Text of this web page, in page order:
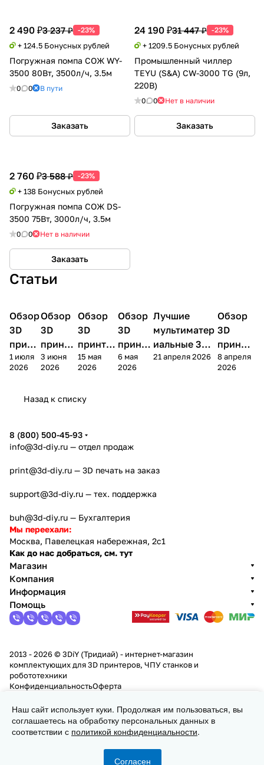
2 490 ₽3 237 ₽ -23%
+ 124.5 Бонусных рублей
Погружная помпа СОЖ WY-
3500 80Вт, 3500л/ч, 3.5м
0 0 В пути
Заказать
24 190 ₽31 447 ₽ -23%
+ 1209.5 Бонусных рублей
Промышленный чиллер
TEYU (S&A) CW-3000 TG (9л,
220В)
0 0 Нет в наличии
Заказать
2 760 ₽3 588 ₽ -23%
+ 138 Бонусных рублей
Погружная помпа СОЖ DS-
3500 75Вт, 3000л/ч, 3.5м
0 0 Нет в наличии
Заказать
Статьи
3D
принтеры
Обзор
3D
принт
ера
Bamb
1 июля
2026
3D
принтеры
Обзор
3D
принте
ра
Anycubi
4
3 июня
2026
3D
принтеры
Обзор
3D
принтер
а
FlashFo
Creator
15 мая
2026
3D
принтеры
Обзор
3D
принте
ра
Bambu
6 мая
2026
3D принтеры
Лучшие
мультиматер
иальные 3D
принтеры на
21 апреля 2026
3D
Обзор
3D
принте
ра
FlashF
8 апреля
2026
Назад к списку
Заказать
Корзина Избранные
8 (800) 500-45-93
info@3d-diy.ru — отдел продаж
print@3d-diy.ru — 3D печать на заказ
support@3d-diy.ru — тех. поддержка
buh@3d-diy.ru — Бухгалтерия
Мы переехали:
Москва, Павелецкая набережная, 2с1
Как до нас добраться, см. тут
Магазин
Компания
Информация
Помощь
2013 - 2026 © 3DiY (Тридиай) - интернет-магазин
комплектующих для 3D принтеров, ЧПУ станков и
робототехники
КонфиденциальностьОферта
Наш сайт использует куки. Продолжая им пользоваться, вы
соглашаетесь на обработку персональных данных в
соответствии с политикой конфиденциальности.
Согласен